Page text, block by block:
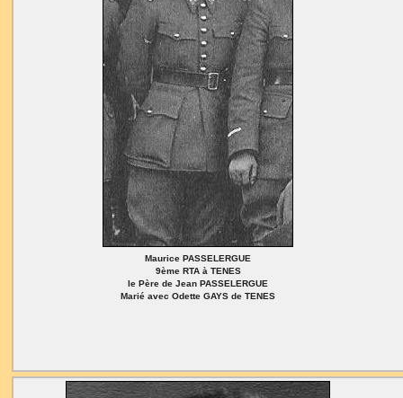
Maurice PASSELERGUE
9ème RTA à TENES
le Père de Jean PASSELERGUE
Marié avec Odette GAYS de TENES